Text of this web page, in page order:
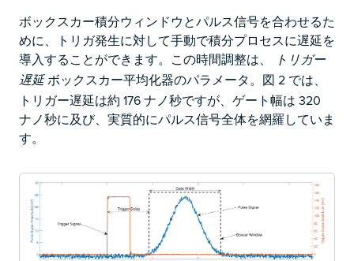
ボックスカー積分ウィンドウとパルス信号を合わせるた
めに、トリガ発生に対して手動で積分プロセスに遅延を
導入することができます。この時間調整は、
トリガー
遅延ボックスカー平均化器のパラメータ。図 2 では、
トリガー遅延は約 176 ナノ秒ですが、ゲート幅は 320
ナノ秒に及び、実質的にパルス信号全体を網羅していま
す。